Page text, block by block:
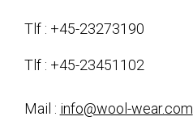
Tlf : +45-23273190
Tlf : +45-23451102
Mail : info@wool-wear.com